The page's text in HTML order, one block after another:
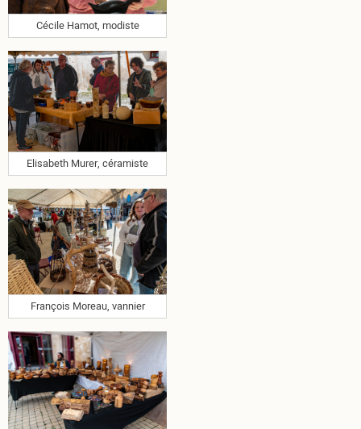
Cécile Hamot, modiste
Elisabeth Murer, céramiste
François Moreau, vannier